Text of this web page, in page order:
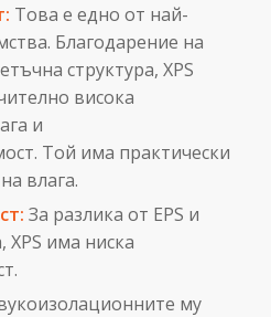
Това е едно от най-
Благодарение на
структура, XPS
висока
и
Той има практически
влага.
За разлика от EPS и
има ниска
му